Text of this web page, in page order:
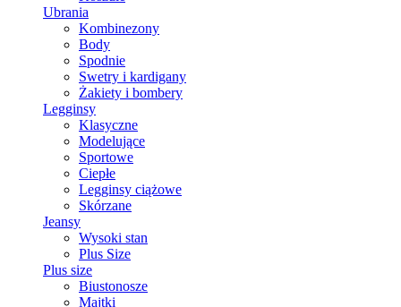
Ubrania
Kombinezony
Body
Spodnie
Swetry i kardigany
Żakiety i bombery
Legginsy
Klasyczne
Modelujące
Sportowe
Ciepłe
Legginsy ciążowe
Skórzane
Jeansy
Wysoki stan
Plus Size
Plus size
Biustonosze
Majtki